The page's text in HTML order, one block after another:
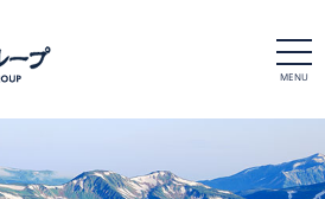
t
o
g
l
n
a
v